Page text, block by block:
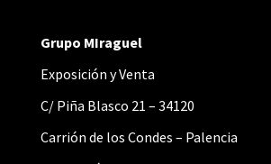
Grupo MIraguel
Exposición y Venta
C/ Piña Blasco 21 – 34120
Carrión de los Condes – Palencia